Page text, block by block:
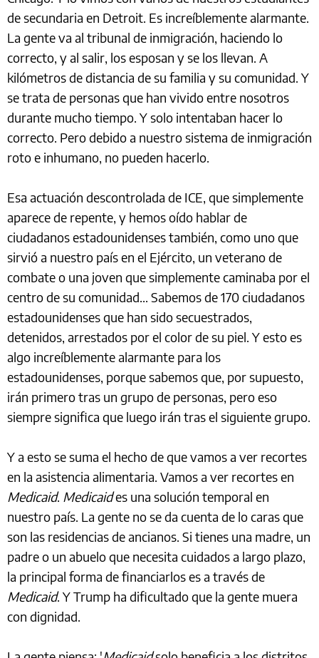
de secundaria en Detroit. Es increíblemente alarmante.
La gente va al tribunal de inmigración, haciendo lo
correcto, y al salir, los esposan y se los llevan. A
kilómetros de distancia de su familia y su comunidad. Y
se trata de personas que han vivido entre nosotros
durante mucho tiempo. Y solo intentaban hacer lo
correcto. Pero debido a nuestro sistema de inmigración
roto e inhumano, no pueden hacerlo.
Esa actuación descontrolada de ICE, que simplemente
aparece de repente, y hemos oído hablar de
ciudadanos estadounidenses también, como uno que
sirvió a nuestro país en el Ejército, un veterano de
combate o una joven que simplemente caminaba por el
centro de su comunidad... Sabemos de 170 ciudadanos
estadounidenses que han sido secuestrados,
detenidos, arrestados por el color de su piel. Y esto es
algo increíblemente alarmante para los
estadounidenses, porque sabemos que, por supuesto,
irán primero tras un grupo de personas, pero eso
siempre significa que luego irán tras el siguiente grupo.
Y a esto se suma el hecho de que vamos a ver recortes
en la asistencia alimentaria. Vamos a ver recortes en
Medicaid. Medicaides una solución temporal en
nuestro país. La gente no se da cuenta de lo caras que
son las residencias de ancianos. Si tienes una madre, un
padre o un abuelo que necesita cuidados a largo plazo,
la principal forma de financiarlos es a través de
Medicaid. Y Trump ha dificultado que la gente muera
con dignidad.